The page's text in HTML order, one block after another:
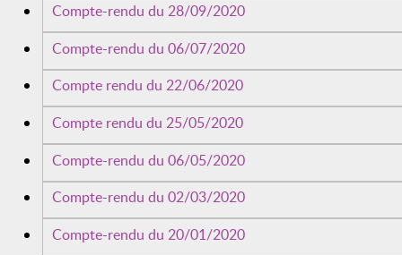
Compte-rendu du 28/09/2020
Compte-rendu du 06/07/2020
Compte rendu du 22/06/2020
Compte rendu du 25/05/2020
Compte-rendu du 06/05/2020
Compte-rendu du 02/03/2020
Compte-rendu du 20/01/2020